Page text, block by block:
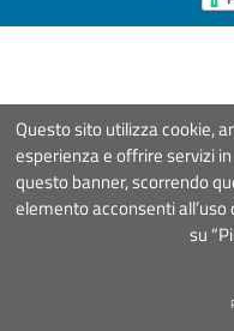
Questo sito utilizza cookie,
esperienza e offrire servizi
questo banner, scorrendo
elemento acconsenti all’uso
su